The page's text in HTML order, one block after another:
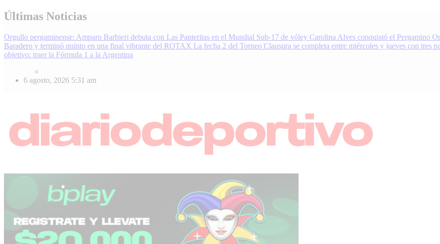
Skip
to
Últimas Noticias
Orgullo pergaminense: Amparo Barbieri debuta con Las Panteritas en el Mundial Sub-17 de vóley Carolina Alves conquistó el Pergamino
Baradero y terminó quinto en una final vibrante del ROTAX La fecha 2 del Torneo Clausura se completa entre miércoles y jueves con tres
objetivo: traer la Fórmula 1 a la Argentina
6 agosto, 2026 5:31 am
Diario Deportivo | Noticias de Deporte en Pergamino, Región e Internacionales
Enterate de lo último en fútbol, básquet, automovilismo y más. DiarioDeportivo.com.ar cubre el deporte de Pergamino, la región y el